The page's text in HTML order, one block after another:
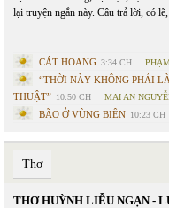
lại truyện ngắn này. Câu trả lời, có
CÁT HOANG 3:34 CH
“THỜI NÀY KHÔNG PHẢI
THUẬT” 10:50 CH MAI AN
BÃO Ở VÙNG BIÊN 10:23 CH
Thơ
THƠ HUỲNH LIỄU NGẠN -